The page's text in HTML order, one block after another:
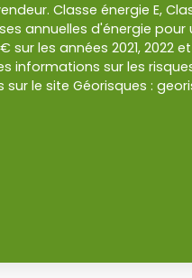
Classe énergie E,
annuelles d'énergie pour
les années 2021, 2022 et
informations sur les
le site Géorisques :